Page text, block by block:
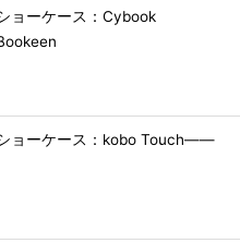
ョーケース：Cybook
ョーケース：kobo Touch――